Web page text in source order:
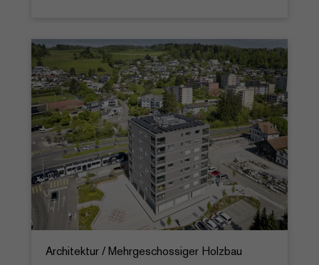
Architektur / Mehrgeschossiger Holzbau